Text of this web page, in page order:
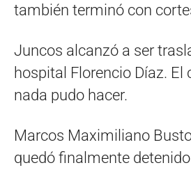
también terminó con
Juncos alcanzó a ser
hospital Florencio Díaz. El
nada pudo hacer.
Marcos Maximiliano
quedó finalmente